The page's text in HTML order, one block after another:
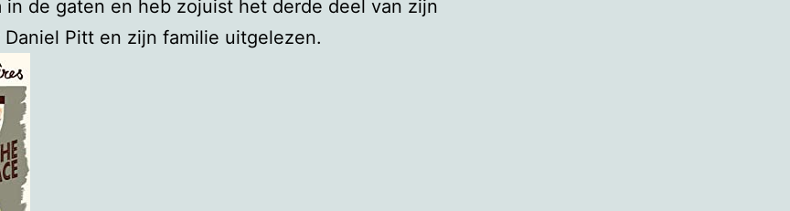
in de gaten en heb zojuist het derde deel van zijn
Pitt en zijn familie uitgelezen.